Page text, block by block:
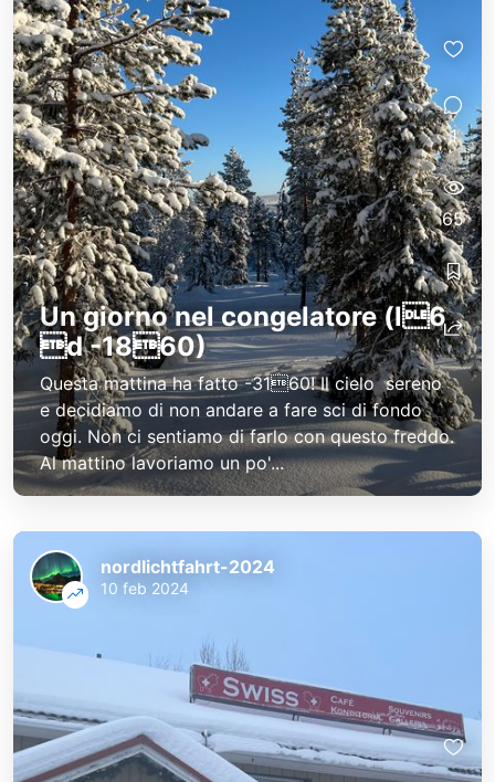
Un giorno nel congelatore (l6  
d -1860)
Questa mattina ha fatto -3160! Il cielo   sereno
e decidiamo di non andare a fare sci di fondo
oggi. Non ci sentiamo di farlo con questo freddo.
Al mattino lavoriamo un po'...
1
65
nordlichtfahrt-2024
10 feb 2024